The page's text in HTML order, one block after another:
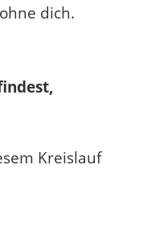
dich.
Kreislauf